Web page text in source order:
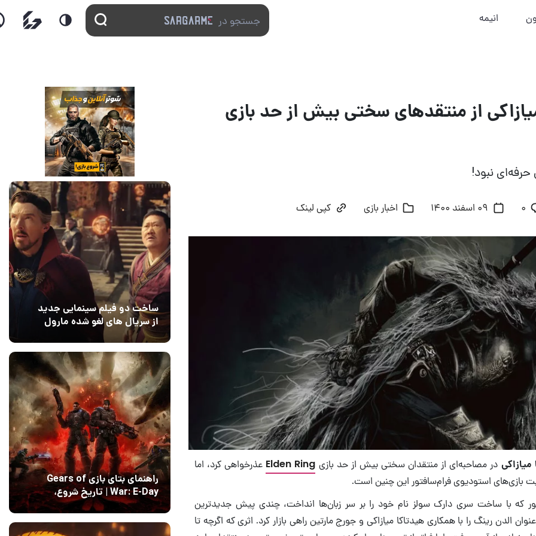
انیمه
از منتقدهای سختی بیش از حد بازی
حرفه‌ای نبود!
۰ 09 اسفند 1400 اخبار بازی کپی لینک
میازاکی در مصاحبه‌ای از منتقدان سختی بیش از حد بازی Elden Ring عذرخواهی کرد، اما
بازی‌های استودیوی فرام‌سافتور این چنین است.
که با ساخت سری دارک سولز نام خود را بر سر زبان‌ها انداخت، چندی پیش جدیدترین
الدن رینگ را با همکاری هیدتاکا میازاکی و جورج مارتین راهی بازار کرد. اثری که اگرچه تا
14 مرداد 1405
ساخت دو فیلم سینمایی جدید
از سریال های لغو شده مارول
۰
راهنمای بتای بازی Gears of
War: E-Day | تاریخ‌ شروع،
محتواها و نحوه دسترسی